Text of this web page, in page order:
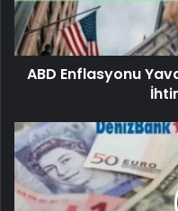
ABD Enflasyonu